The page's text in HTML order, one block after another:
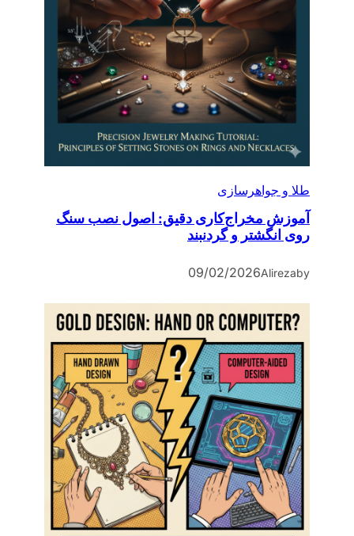
طلا و جواهرسازی
آموزش مخراج‌کاری دقیق: اصول نصب سنگ
روی انگشتر و گردنبند
by
Alireza
09/02/2026